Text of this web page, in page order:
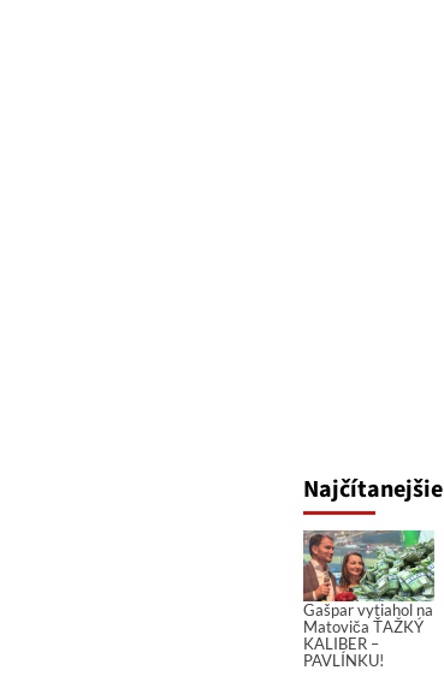
Najčítanejšie
Gašpar vytiahol na
Matoviča ŤAŽKÝ
KALIBER –
PAVLÍNKU!